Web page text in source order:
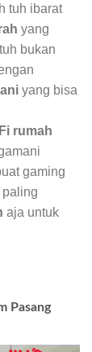
tuh ibarat
yang
bukan
yang bisa
rumah
gaming
paling
aja untuk
Pasang